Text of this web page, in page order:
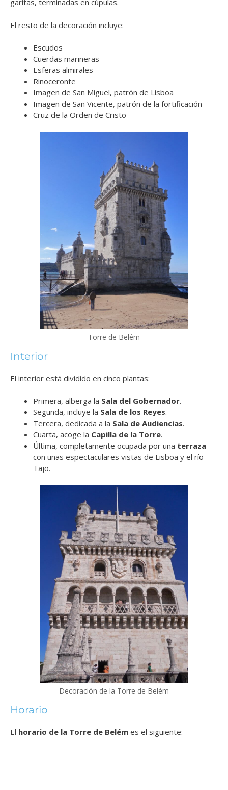
garitas, terminadas en cúpulas.
El resto de la decoración incluye:
Escudos
Cuerdas marineras
Esferas almirales
Rinoceronte
Imagen de San Miguel, patrón de Lisboa
Imagen de San Vicente, patrón de la fortificación
Cruz de la Orden de Cristo
Torre de Belém
Interior
El interior está dividido en cinco plantas:
Primera, alberga la Sala del Gobernador.
Segunda, incluye la Sala de los Reyes.
Tercera, dedicada a la Sala de Audiencias.
Cuarta, acoge la Capilla de la Torre.
Última, completamente ocupada por una terraza
con unas espectaculares vistas de Lisboa y el río
Tajo.
Decoración de la Torre de Belém
Horario
El horario de la Torre de Belém es el siguiente: